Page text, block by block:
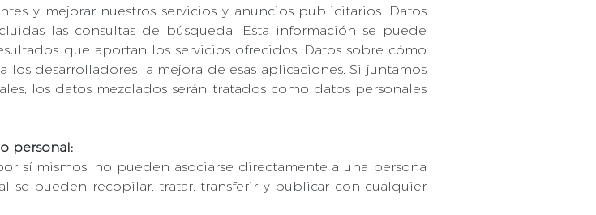
y mejorar nuestros servicios y anuncios publicitarios. Datos
las consultas de búsqueda. Esta información se puede
que aportan los servicios ofrecidos. Datos sobre cómo
los desarrolladores la mejora de esas aplicaciones. Si juntamos
los datos mezclados serán tratados como datos personales
personal:
sí mismos, no pueden asociarse directamente a una persona
se pueden recopilar, tratar, transferir y publicar con cualquier